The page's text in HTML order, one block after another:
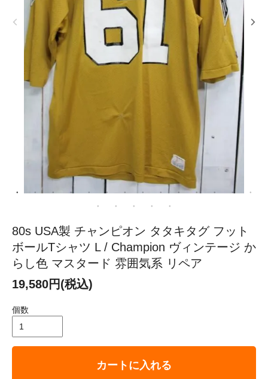
80s USA製 チャンピオン タタキタグ フット
ボールTシャツ L / Champion ヴィンテージ か
らし色 マスタード 雰囲気系 リペア
19,580円(税込)
個数
カートに入れる